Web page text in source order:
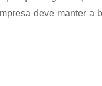
deve manter a